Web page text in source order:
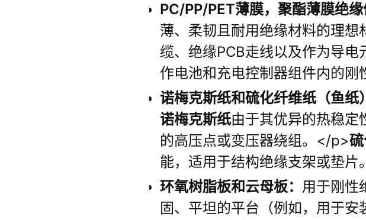
PC/PP/PET薄膜，聚酯薄膜绝缘
薄、柔韧且耐用绝缘材料的理
缆、绝缘PCB走线以及作为导
作电池和充电控制器组件内的
诺梅克斯纸和硫化纤维纸（鱼纸
诺梅克斯纸由于其优异的热稳定
的高压点或变压器绕组。</p>
能，适用于结构绝缘支架或垫片
环氧树脂板和云母板： 用于刚性
固、平坦的平台（例如，用于